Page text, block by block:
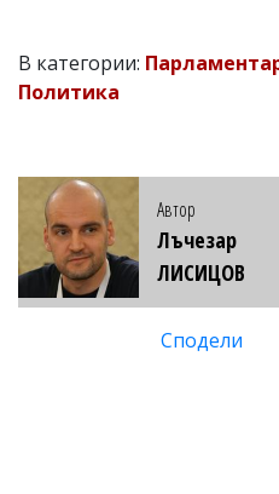
В категории:
Политика
Автор
Лъчезар
ЛИСИЦОВ
Сподели